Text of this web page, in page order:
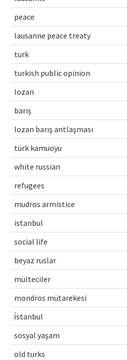
peace
lausanne peace treaty
turk
turkish public opinion
lozan
barış
lozan barış antlaşması
türk kamuoyu
white russian
refugees
mudros armistice
istanbul
social life
beyaz ruslar
mülteciler
mondros mütarekesi
i̇stanbul
sosyal yaşam
old turks